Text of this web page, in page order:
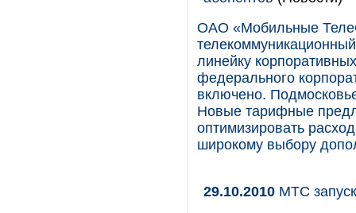
ОАО «Мобильные
линейку
федерального
включено.
Новые тарифные
оптимизировать
широкому выбору
29.10.2010 МТС